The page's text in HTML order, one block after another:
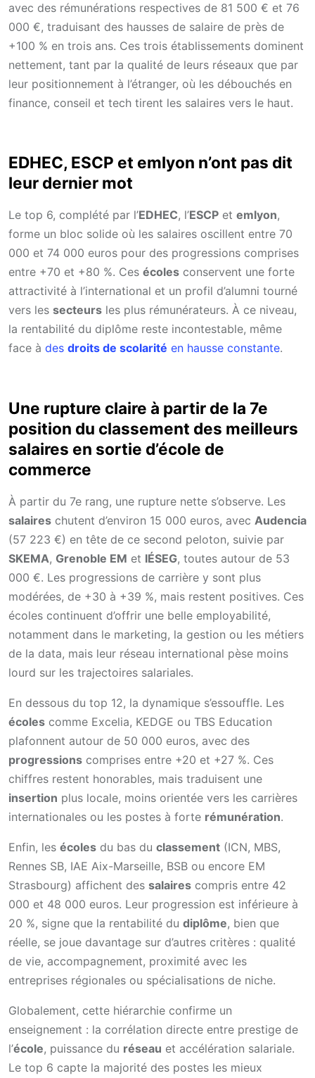
avec des rémunérations respectives de 81 500 € et 76
000 €, traduisant des hausses de salaire de près de
+100 % en trois ans. Ces trois établissements dominent
nettement, tant par la qualité de leurs réseaux que par
leur positionnement à l’étranger, où les débouchés en
finance, conseil et tech tirent les salaires vers le haut.
EDHEC, ESCP et emlyon n’ont pas dit
leur dernier mot
Le top 6, complété par l’EDHEC, l’ESCP et emlyon,
forme un bloc solide où les salaires oscillent entre 70
000 et 74 000 euros pour des progressions comprises
entre +70 et +80 %. Ces écoles conservent une forte
attractivité à l’international et un profil d’alumni tourné
vers les secteurs les plus rémunérateurs. À ce niveau,
la rentabilité du diplôme reste incontestable, même
face à des droits de scolarité en hausse constante.
Une rupture claire à partir de la 7e
position du classement des meilleurs
salaires en sortie d’école de
commerce
À partir du 7e rang, une rupture nette s’observe. Les
salaires chutent d’environ 15 000 euros, avec Audencia
(57 223 €) en tête de ce second peloton, suivie par
SKEMA, Grenoble EM et IÉSEG, toutes autour de 53
000 €. Les progressions de carrière y sont plus
modérées, de +30 à +39 %, mais restent positives. Ces
écoles continuent d’offrir une belle employabilité,
notamment dans le marketing, la gestion ou les métiers
de la data, mais leur réseau international pèse moins
lourd sur les trajectoires salariales.
En dessous du top 12, la dynamique s’essouffle. Les
écoles comme Excelia, KEDGE ou TBS Education
plafonnent autour de 50 000 euros, avec des
progressions comprises entre +20 et +27 %. Ces
chiffres restent honorables, mais traduisent une
insertion plus locale, moins orientée vers les carrières
internationales ou les postes à forte rémunération.
Enfin, les écoles du bas du classement (ICN, MBS,
Rennes SB, IAE Aix-Marseille, BSB ou encore EM
Strasbourg) affichent des salaires compris entre 42
000 et 48 000 euros. Leur progression est inférieure à
20 %, signe que la rentabilité du diplôme, bien que
réelle, se joue davantage sur d’autres critères : qualité
de vie, accompagnement, proximité avec les
entreprises régionales ou spécialisations de niche.
Globalement, cette hiérarchie confirme un
enseignement : la corrélation directe entre prestige de
l’école, puissance du réseau et accélération salariale.
Le top 6 capte la majorité des postes les mieux